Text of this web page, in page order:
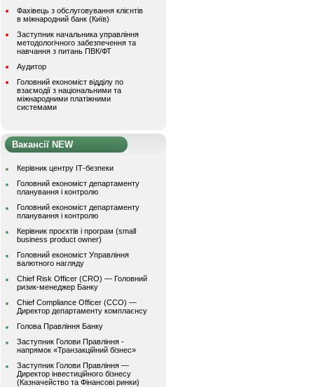
Фахівець з обслуговування клієнтів
в міжнародний банк (Київ)
Заступник начальника управління
методологічного забезпечення та
навчання з питань ПВК/ФТ
Аудитор
Головний економіст відділу по
взаємодії з національними та
міжнародними платіжними
системами
Вакансії NEW
Керівник центру ІТ-безпеки
Головний економіст департаменту
планування і контролю
Головний економіст департаменту
планування і контролю
Керівник проєктів і програм (small
business product owner)
Головний економіст Управління
валютного нагляду
Chief Risk Officer (CRO) — Головний
ризик-менеджер Банку
Chief Compliance Officer (CCO) —
Директор департаменту комплаєнсу
Голова Правління Банку
Заступник Голови Правління -
напрямок «Транзакційний бізнес»
Заступник Голови Правління —
Директор інвестиційного бізнесу
(Казначейство та Фінансові ринки)